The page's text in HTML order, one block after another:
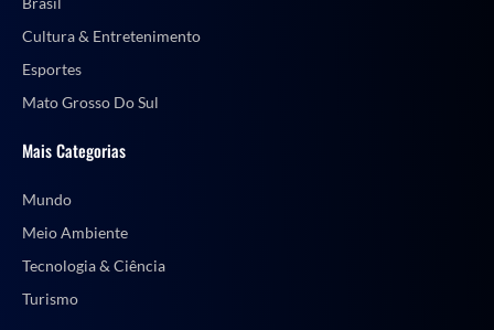
Cultura & Entretenimento
Esportes
Mato Grosso Do Sul
Mais Categorias
Mundo
Meio Ambiente
Tecnologia & Ciência
Turismo